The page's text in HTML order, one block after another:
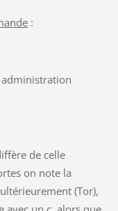
:
de celle
on note la
(Tor),